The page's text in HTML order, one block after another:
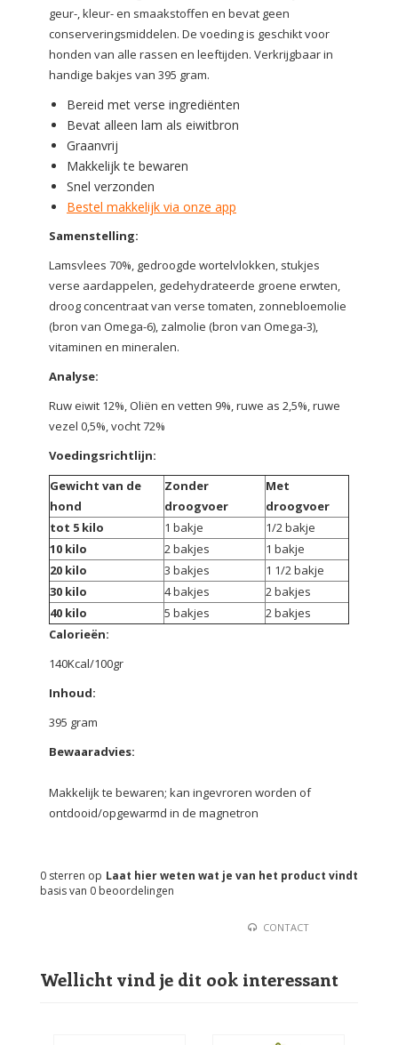
geur-, kleur- en smaakstoffen en bevat geen
conserveringsmiddelen. De voeding is geschikt voor
honden van alle rassen en leeftijden. Verkrijgbaar in
handige bakjes van 395 gram.
Bereid met verse ingrediënten
Bevat alleen lam als eiwitbron
Graanvrij
Makkelijk te bewaren
Snel verzonden
Bestel makkelijk via onze app
Samenstelling:
Lamsvlees 70%, gedroogde wortelvlokken, stukjes
verse aardappelen, gedehydrateerde groene erwten,
droog concentraat van verse tomaten, zonnebloemolie
(bron van Omega-6), zalmolie (bron van Omega-3),
vitaminen en mineralen.
Analyse:
Ruw eiwit 12%, Oliën en vetten 9%, ruwe as 2,5%, ruwe
vezel 0,5%, vocht 72%
Voedingsrichtlijn:
Gewicht van de
hond
Zonder
droogvoer
Met
droogvoer
tot 5 kilo
1 bakje
1/2 bakje
10 kilo
2 bakjes
1 bakje
20 kilo
3 bakjes
1 1/2 bakje
30 kilo
4 bakjes
2 bakjes
40 kilo
5 bakjes
2 bakjes
Calorieën:
140Kcal/100gr
Inhoud:
395 gram
Bewaaradvies:
Makkelijk te bewaren; kan ingevroren worden of
ontdooid/opgewarmd in de magnetron
Laat hier weten wat je van het product vindt
0 sterren op
basis van 0 beoordelingen
CONTACT
Wellicht vind je dit ook interessant